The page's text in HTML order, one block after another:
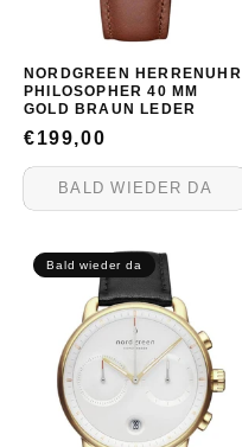
NORDGREEN HERRENUHR
PHILOSOPHER 40 MM
GOLD BRAUN LEDER
NORMALER
PREIS
€199,00
BALD WIEDER DA
Bald wieder da